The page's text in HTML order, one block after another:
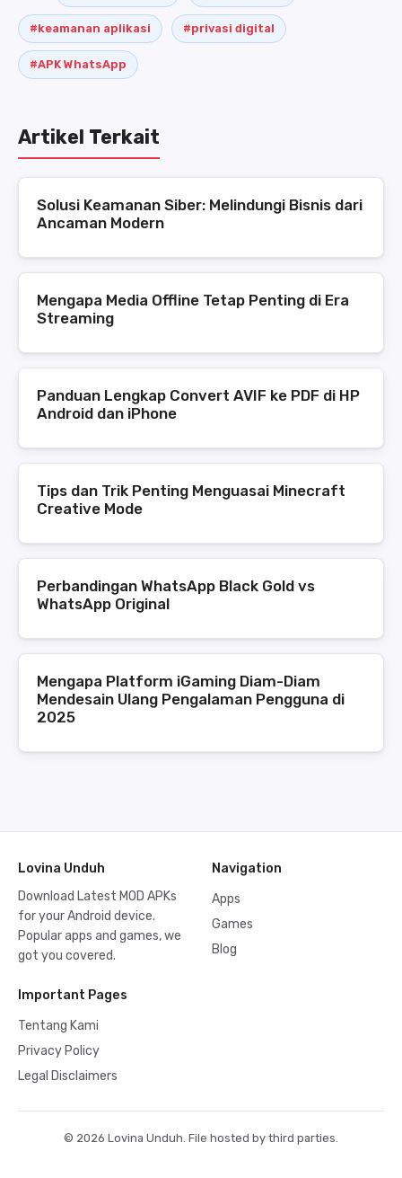
#keamanan aplikasi #privasi digital
#APK WhatsApp
Artikel Terkait
Solusi Keamanan Siber: Melindungi Bisnis dari
Ancaman Modern
Mengapa Media Offline Tetap Penting di Era
Streaming
Panduan Lengkap Convert AVIF ke PDF di HP
Android dan iPhone
Tips dan Trik Penting Menguasai Minecraft
Creative Mode
Perbandingan WhatsApp Black Gold vs
WhatsApp Original
Mengapa Platform iGaming Diam-Diam
Mendesain Ulang Pengalaman Pengguna di
2025
Lovina Unduh
Download Latest MOD APKs
for your Android device.
Popular apps and games, we
got you covered.
Navigation
Apps
Games
Blog
Important Pages
Tentang Kami
Privacy Policy
Legal Disclaimers
© 2026 Lovina Unduh. File hosted by third parties.